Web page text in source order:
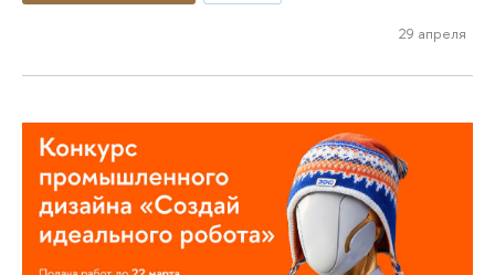
29 апреля